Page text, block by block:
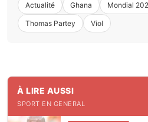
Actualité Ghana Mondial
Thomas Partey Viol
À LIRE AUSSI
SPORT EN GENERAL